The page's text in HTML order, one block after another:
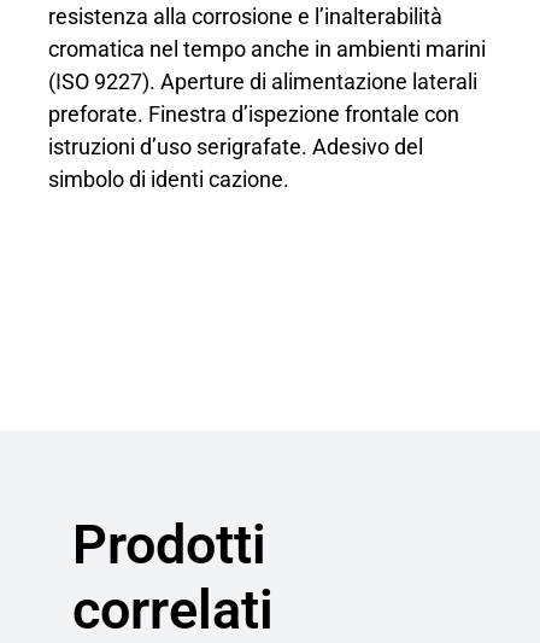
resistenza alla corrosione e l’inalterabilità
cromatica nel tempo anche in ambienti marini
(ISO 9227). Aperture di alimentazione laterali
preforate. Finestra d’ispezione frontale con
istruzioni d’uso serigrafate. Adesivo del
simbolo di identi cazione.
Prodotti
correlati